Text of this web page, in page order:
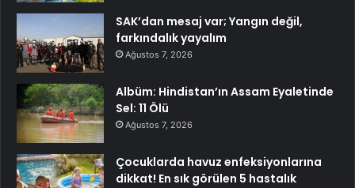
SAK’dan mesaj var; Yangın değil,
farkındalık yayalım
Ağustos 7, 2026
Albüm: Hindistan’ın Assam Eyaletinde
Sel: 11 Ölü
Ağustos 7, 2026
Çocuklarda havuz enfeksiyonlarına
dikkat! En sık görülen 5 hastalık